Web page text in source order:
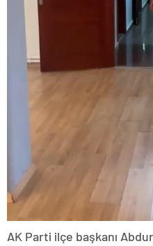
AK Parti ilçe başkanı